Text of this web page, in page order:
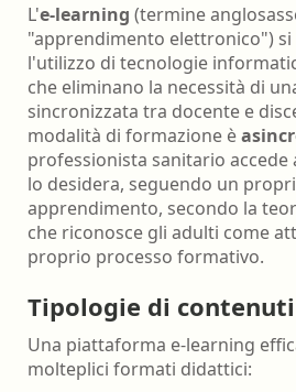
L'e-learning (termine
"apprendimento elettronico")
l'utilizzo di tecnologie
che eliminano la necessità di
sincronizzata tra docente e
modalità di formazione è
professionista sanitario
lo desidera, seguendo un
apprendimento, secondo la
che riconosce gli adulti come
proprio processo formativo.
Tipologie di
Una piattaforma e-learning
molteplici formati didattici: